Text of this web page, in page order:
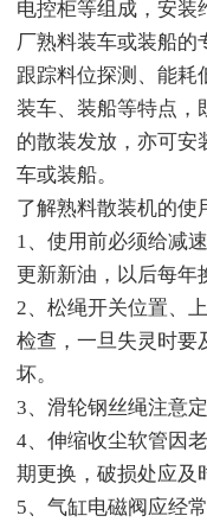
电控柜等组成，安装
厂熟料装车或装船的
跟踪料位探测、能耗
装车、装船等特点，
的散装发放，亦可安
车或装船。
了解熟料散装机的使
1、使用前必须给减
更新新油，以后每年
2、松绳开关位置、
检查，一旦失灵时要
坏。
3、滑轮钢丝绳注意
4、伸缩收尘软管因
期更换，破损处应及
5、气缸电磁阀应经